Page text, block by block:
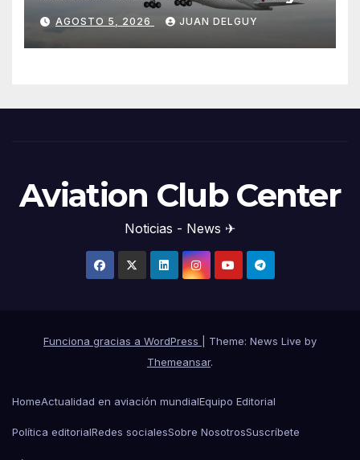
Filadelfia con Airbus A350
AGOSTO 5, 2026 JUAN DELGUY
Aviation Club Center
Noticias - News ✈
Funciona gracias a WordPress
Theme: News Live by
Themeansar.
HomeActualidad en aviación mundialEquipo Editorial
Política editorialRedes socialesSobre NosotrosSuscríbete